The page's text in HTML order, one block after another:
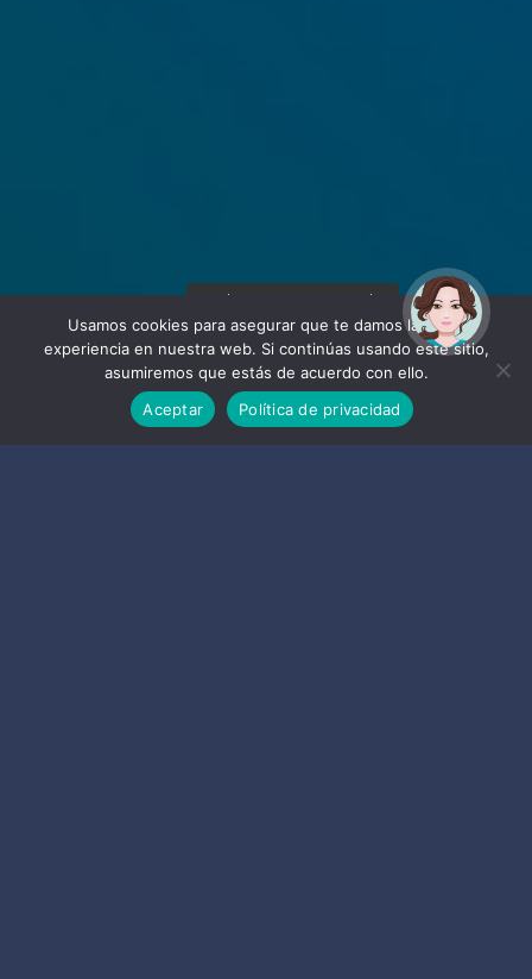
Usamos cookies para asegurar que te damos la mejor
experiencia en nuestra web. Si continúas usando este sitio,
asumiremos que estás de acuerdo con ello.
Aceptar
Política de privacidad
¡Hola! Soy Noy. ¿Puedo
ayudarte?